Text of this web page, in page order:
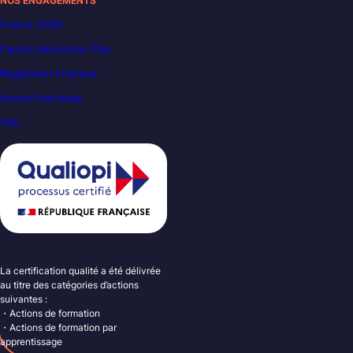
France 2030
Carbon Reduction Plan
Règlement intérieur
Accueil handicap
VAE
La certification qualité a été délivrée
au titre des catégories d’actions
suivantes :
・Actions de formation
・Actions de formation par
apprentissage